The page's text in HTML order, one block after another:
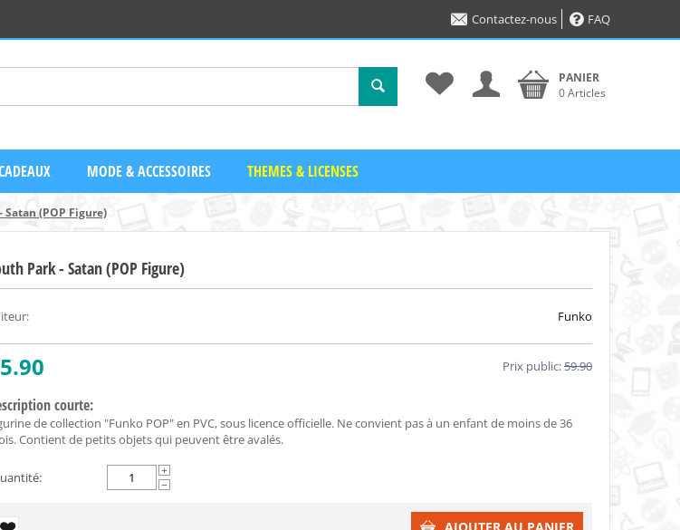
Contactez-nous FAQ
PANIER
0 Articles
MODE & ACCESSOIRES THEMES & LICENSES
Satan (POP Figure)
Park - Satan (POP Figure)
: Funko
Prix public:59.90
courte:
de collection "Funko POP" en PVC, sous licence officielle. Ne convient pas à un enfant de moins de 36
Contient de petits objets qui peuvent être avalés.
+
−